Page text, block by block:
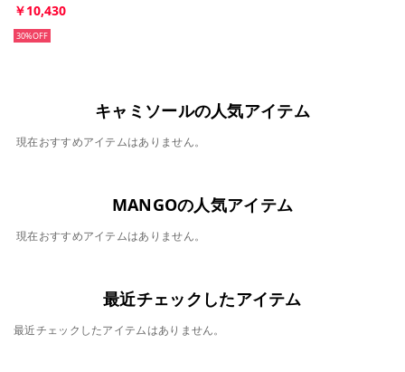
￥10,430
30%
キャミソールの人気アイテム
現在おすすめアイテムはありません。
MANGOの人気アイテム
現在おすすめアイテムはありません。
最近チェックしたアイテム
最近チェックしたアイテムはありません。